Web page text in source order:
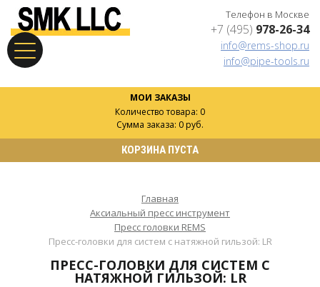
Телефон в Москве
+7 (495) 978-26-34
info@rems-shop.ru
info@pipe-tools.ru
МОИ ЗАКАЗЫ
Количество товара: 0
Сумма заказа: 0 руб.
КОРЗИНА ПУСТА
Главная
Аксиальный пресс инструмент
Пресс головки REMS
Пресс-головки для систем с натяжной гильзой: LR
ПРЕСС-ГОЛОВКИ ДЛЯ СИСТЕМ С
НАТЯЖНОЙ ГИЛЬЗОЙ: LR